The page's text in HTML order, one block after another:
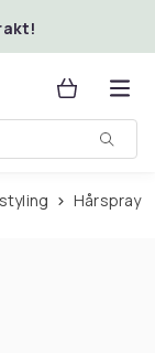
Hårspray